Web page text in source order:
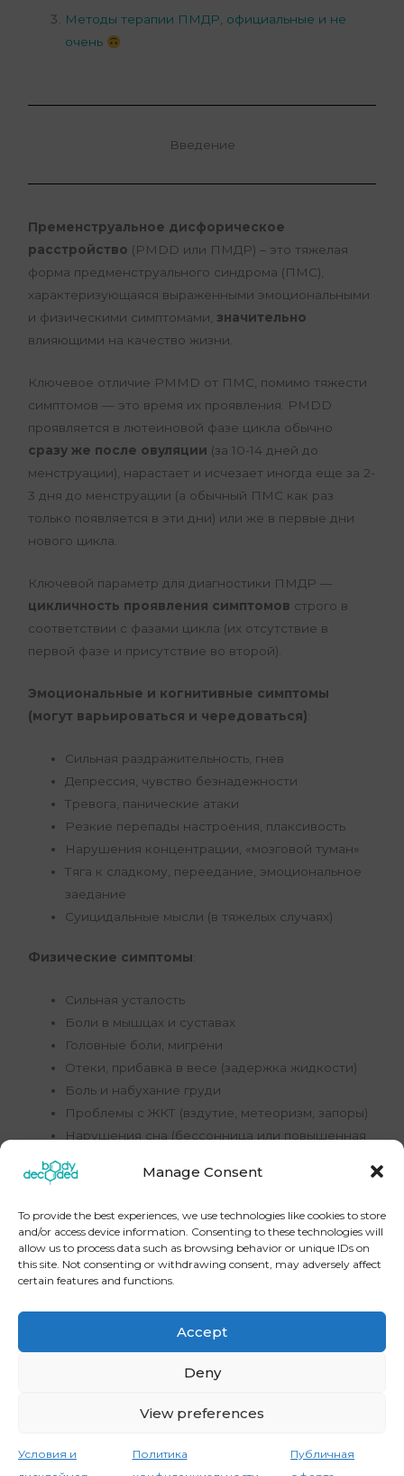
Manage Consent
To provide the best experiences, we use technologies like cookies to store
and/or access device information. Consenting to these technologies will
allow us to process data such as browsing behavior or unique IDs on
this site. Not consenting or withdrawing consent, may adversely affect
certain features and functions.
Accept
Deny
View preferences
Условия и
Политика
Публичная
Методы терапии ПМДР, официальные и не
очень
Введение
Пременструальное дисфорическое
расстройство (PMDD или ПМДР) – это тяжелая
форма предменструального синдрома (ПМС),
характеризующаяся выраженными эмоциональными
и физическими симптомами, значительно
влияющими на качество жизни.
Ключевое отличие PMMD от ПМС, помимо тяжести
симптомов — это время их проявления. PMDD
проявляется в лютеиновой фазе цикла обычно
сразу же после овуляции (за 10-14 дней до
менструации), нарастает и исчезает иногда еще за 2-
3 дня до менструации (а обычный ПМС как раз
только появляется в эти дни) или же в первые дни
нового цикла.
Ключевой параметр для диагностики ПМДР —
цикличность проявления симптомов строго в
соответствии с фазами цикла (их отсутствие в
первой фазе и присутствие во второй).
Эмоциональные и когнитивные симптомы
(могут варьироваться и чередоваться):
Сильная раздражительность, гнев
Депрессия, чувство безнадежности
Тревога, панические атаки
Резкие перепады настроения, плаксивость
Нарушения концентрации, «мозговой туман»
Тяга к сладкому, переедание, эмоциональное
заедание
Суицидальные мысли (в тяжелых случаях)
Физические симптомы:
Сильная усталость
Боли в мышцах и суставах
Головные боли, мигрени
Отеки, прибавка в весе (задержка жидкости)
Боль и набухание груди
Проблемы с ЖКТ (вздутие, метеоризм, запоры)
Нарушения сна (бессонница или повышенная
сонливость)
Назад к списку гайдов
[instagram-feed] Copyright © 2026
Публичная оферта
Условия и дисклеймер